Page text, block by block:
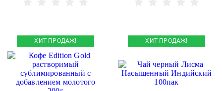
ХИТ ПРОДАЖ! ХИТ ПРОДАЖ!